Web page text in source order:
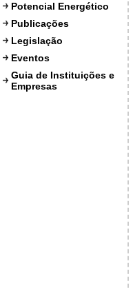
Potencial Energético
Publicações
Legislação
Eventos
Guia de Instituições e
Empresas